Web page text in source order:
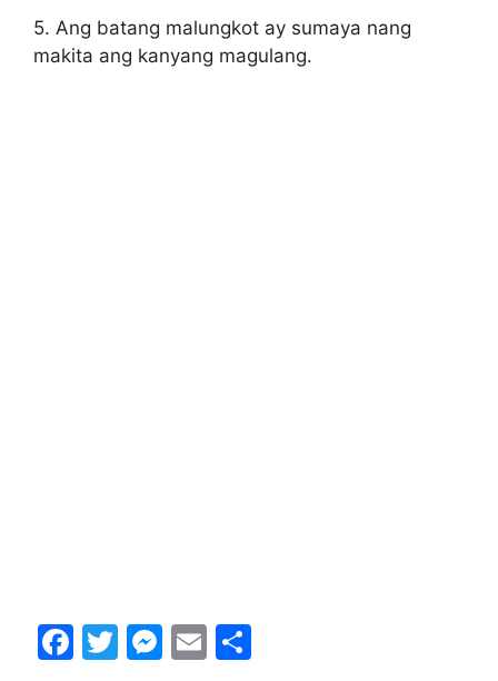
5. Ang batang malungkot ay sumaya nang
makita ang kanyang magulang.
F
T
M E